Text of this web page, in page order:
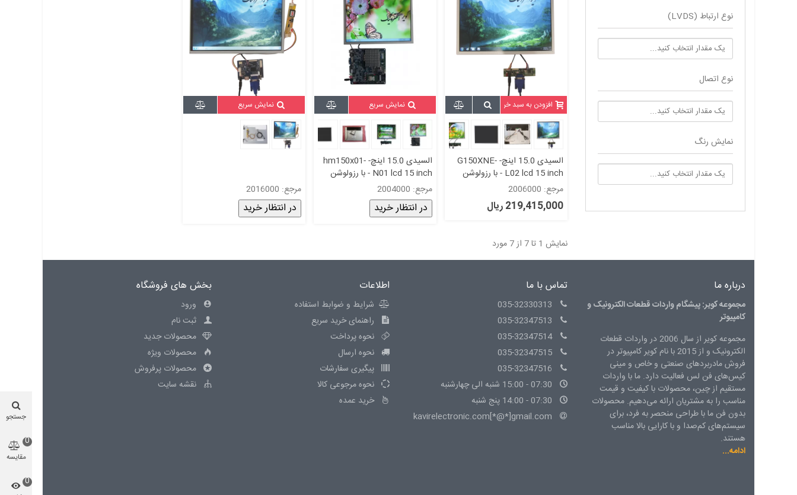
نوع ارتباط (LVDS)
نوع اتصال
نمایش رنگ
افزودن به سبد خرید
السیدی 15.0 اینچ- G150XNE-
L02 lcd 15 inch - با رزولوشن
1024x768 - کاملا نو و اورجینال
گرید +A
مرجع: 2006000
219,415,000 ریال
نمایش سریع
السیدی 15.0 اینچ- hm150x01-
N01 lcd 15 inch - با رزولوشن
1024x768 - کاملا نو واورجینال
گرید +A
مرجع: 2004000
در انتظار خرید
نمایش سریع
مرجع: 2016000
در انتظار خرید
نمایش 1 تا 7 از 7 مورد
درباره ما
مجموعه کویر: پیشگام واردات قطعات الکترونیک و
کامپیوتر
مجموعه کویر از سال 2006 در واردات قطعات
الکترونیک و از 2015 با نام کویر کامپیوتر در
فروش مادربردهای صنعتی و خاص و مینی
کیس‌های فن لس فعالیت دارد. ما با واردات
مستقیم از چین، محصولات با کیفیت و قیمت
مناسب را به مشتریان ارائه می‌دهیم. محصولات
بدون فن ما با طراحی منحصر به فرد، برای
سیستم‌های کم‌صدا و با کارایی بالا مناسب
هستند.
ادامه...
تماس با ما
035-32330313
035-32347513
035-32347514
035-32347515
035-32347516
07:30 - 15:00 شنبه الی چهارشنبه
07:30 - 14:00 پنج شنبه
kavirelectronic.com[*@*]gmail.com
اطلاعات
شرایط و ضوابط استفاده
راهنمای خرید سریع
نحوه پرداخت
نحوه ارسال
پیگیری سفارشات
نحوه مرجوعی کالا
خرید عمده
بخش های فروشگاه
ورود
ثبت نام
محصولات جدید
محصولات ویژه
محصولات پرفروش
نقشه سایت
جستجو
مقایسه
0
0